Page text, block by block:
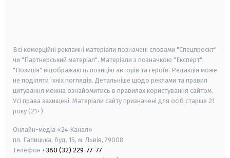
Всі комерційні рекламні матеріали позначені словами "Спецпроєкт"
чи "Партнерський матеріал". Матеріали з позначкою "Експерт",
"Позиція" відображають позицію авторів та героїв. Редакція може
не поділяти їхніх поглядів. Детальніше щодо реклами та правил
цитування можна ознайомитись в правилах користування сайтом.
Усі права захищені. Матеріали сайту призначені для осіб старше 21
року (21+)
Онлайн-медіа «24 Канал»
пл. Галицька, буд. 15, м. Львів, 79008
Телефон +380 (32) 229-77-77